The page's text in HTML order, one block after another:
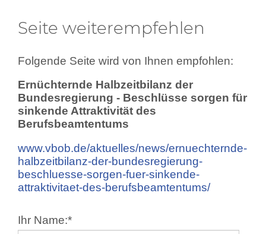
Seite weiterempfehlen
Folgende Seite wird von Ihnen empfohlen:
Ernüchternde Halbzeitbilanz der
Bundesregierung - Beschlüsse sorgen für
sinkende Attraktivität des
Berufsbeamtentums
www.vbob.de/aktuelles/news/ernuechternde-
halbzeitbilanz-der-bundesregierung-
beschluesse-sorgen-fuer-sinkende-
attraktivitaet-des-berufsbeamtentums/
Ihr Name:*